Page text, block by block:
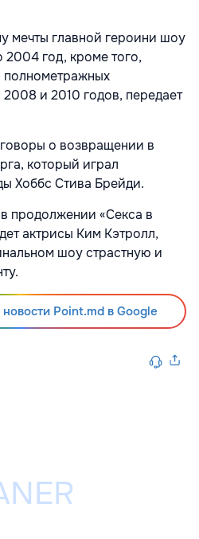
мечты главной героини шоу
2004 год, кроме того,
полнометражных
и 2010 годов, передает
о возвращении в
который играл
Хоббс Стива Брейди.
продолжении «Секса в
актрисы Ким Кэтролл,
шоу страстную и
Point.md в Google